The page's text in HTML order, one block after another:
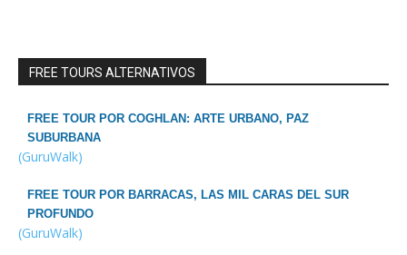
FREE TOURS ALTERNATIVOS
FREE TOUR POR COGHLAN: ARTE URBANO, PAZ
SUBURBANA
(GuruWalk)
FREE TOUR POR BARRACAS, LAS MIL CARAS DEL SUR
PROFUNDO
(GuruWalk)